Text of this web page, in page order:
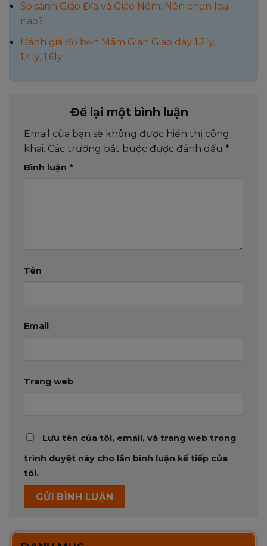
So sánh Giáo Đĩa và Giáo Nêm: Nên chọn loại
nào?
Đánh giá độ bền Mâm Giàn Giáo dày 1.2ly,
1.4ly, 1.6ly
Để lại một bình luận
Email của bạn sẽ không được hiển thị công
khai. Các trường bắt buộc được đánh dấu *
Bình luận *
Tên
Email
Trang web
Lưu tên của tôi, email, và trang web trong
trình duyệt này cho lần bình luận kế tiếp của
tôi.